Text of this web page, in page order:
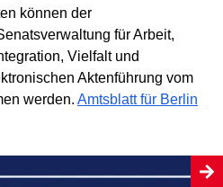
können der
für Arbeit,
Vielfalt und
Aktenführung vom
werden. Amtsblatt für Berlin